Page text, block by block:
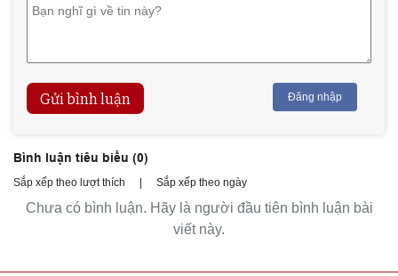
Gửi bình luận Đăng nhập
Bình luận tiêu biểu (0)
Sắp xếp theo lượt thích Sắp xếp theo ngày
Chưa có bình luận. Hãy là người đầu tiên bình luận bài
viết này.